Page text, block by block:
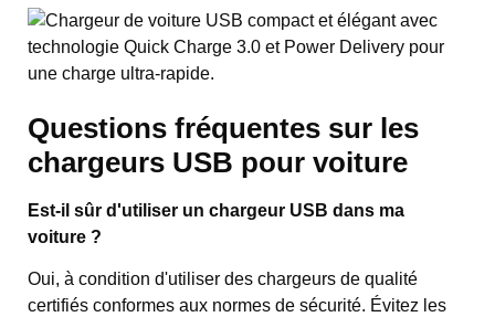
Questions fréquentes sur les
chargeurs USB pour voiture
Est-il sûr d'utiliser un chargeur USB dans ma
voiture ?
Oui, à condition d'utiliser des chargeurs de qualité
certifiés conformes aux normes de sécurité. Évitez les